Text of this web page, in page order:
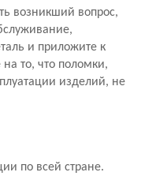
возникший вопрос,
и приложите к
то, что поломки,
изделий, не
по всей стране.